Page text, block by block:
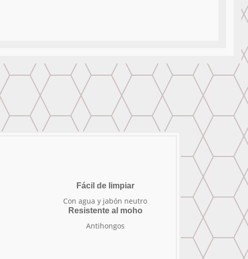
Fácil de limpiar
Con agua y jabón neutro
Resistente al moho
Antihongos